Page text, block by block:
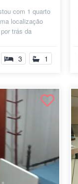
com 1 quarto
localização
trás da
3 1